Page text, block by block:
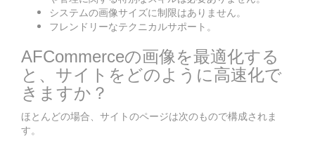
システムの画像サイズに制限はありません。
フレンドリーなテクニカルサポート。
AFCommerceの画像を最適化する
と、サイトをどのように高速化で
きますか？
ほとんどの場合、サイトのページは次のもので構成されま
す。